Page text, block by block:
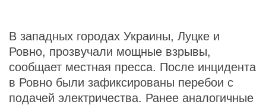
В западных городах Украины, Луцке и
Ровно, прозвучали мощные взрывы,
сообщает местная пресса. После инцидента
в Ровно были зафиксированы перебои с
подачей электричества. Ранее аналогичные